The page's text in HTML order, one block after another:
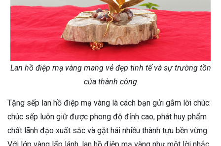
Lan hồ điệp mạ vàng mang vẻ đẹp tinh tế và sự trường tồn
của thành công
Tặng sếp lan hồ điệp mạ vàng là cách bạn gửi gắm lời chúc:
chúc sếp luôn giữ được phong độ đỉnh cao, phát huy phẩm
chất lãnh đạo xuất sắc và gặt hái nhiều thành tựu bền vững.